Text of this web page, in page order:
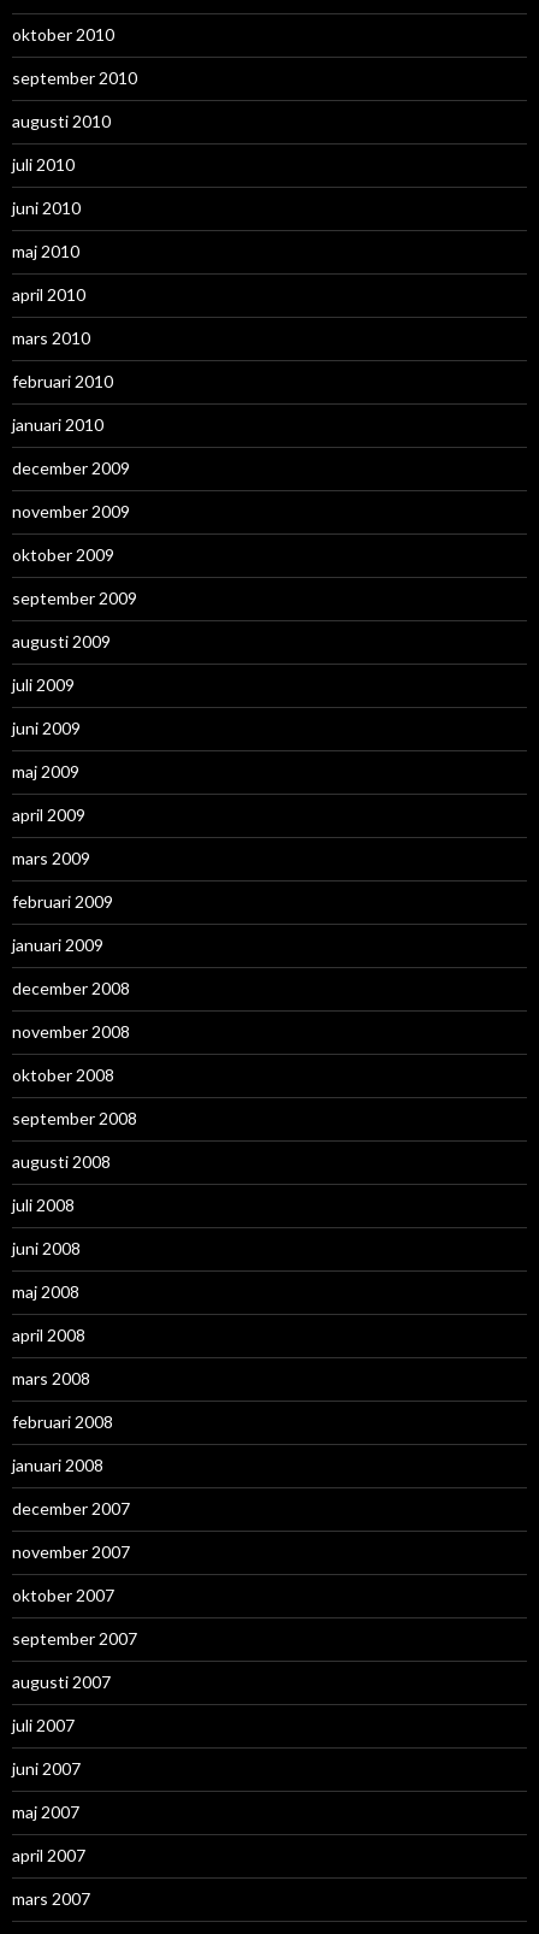
oktober 2010
september 2010
augusti 2010
juli 2010
juni 2010
maj 2010
april 2010
mars 2010
februari 2010
januari 2010
december 2009
november 2009
oktober 2009
september 2009
augusti 2009
juli 2009
juni 2009
maj 2009
april 2009
mars 2009
februari 2009
januari 2009
december 2008
november 2008
oktober 2008
september 2008
augusti 2008
juli 2008
juni 2008
maj 2008
april 2008
mars 2008
februari 2008
januari 2008
december 2007
november 2007
oktober 2007
september 2007
augusti 2007
juli 2007
juni 2007
maj 2007
april 2007
mars 2007